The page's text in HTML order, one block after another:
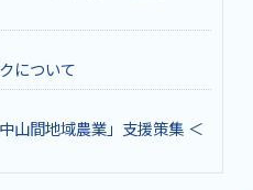
について
山間地域農業」支援策集 ＜